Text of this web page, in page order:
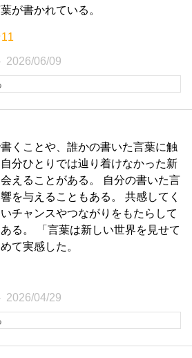
が書かれている。
2026/06/09
くことや、誰かの書いた言葉に触
分ひとりでは辿り着けなかった新
えることがある。 自分の書いた言
を与えることもある。 共感してく
チャンスやつながりをもたらして
る。 「言葉は新しい世界を見せて
て実感した。
2026/04/29